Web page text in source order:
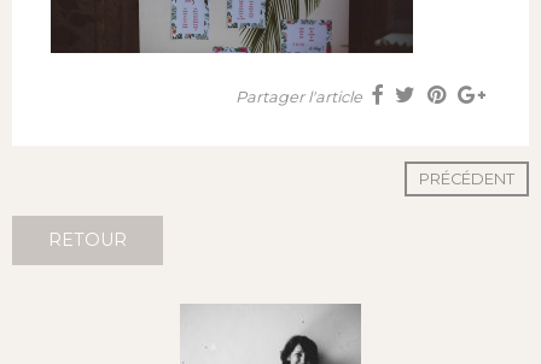
Partager l'article
PRÉCÉDENT
RETOUR